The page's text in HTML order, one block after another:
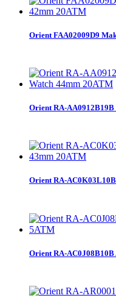
Orient FAA02009D9
Orient RA-
Orient RA-
Orient RA-AC0J08B10B